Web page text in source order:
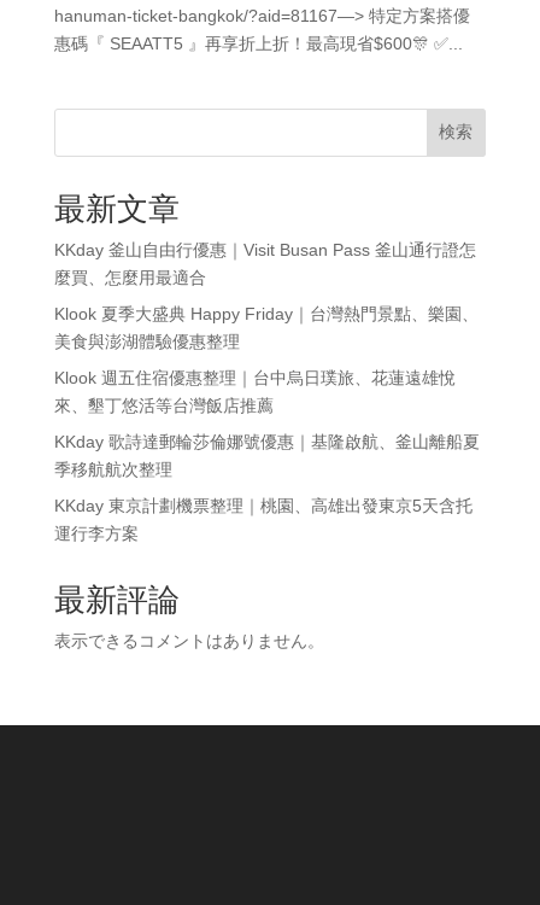
hanuman-ticket-bangkok/?aid=81167—> 特定方案搭優
惠碼『 SEAATT5 』再享折上折！最高現省$600🎊 ✅...
検索
最新文章
KKday 釜山自由行優惠｜Visit Busan Pass 釜山通行證怎
麼買、怎麼用最適合
Klook 夏季大盛典 Happy Friday｜台灣熱門景點、樂園、
美食與澎湖體驗優惠整理
Klook 週五住宿優惠整理｜台中烏日璞旅、花蓮遠雄悅
來、墾丁悠活等台灣飯店推薦
KKday 歌詩達郵輪莎倫娜號優惠｜基隆啟航、釜山離船夏
季移航航次整理
KKday 東京計劃機票整理｜桃園、高雄出發東京5天含托
運行李方案
最新評論
表示できるコメントはありません。